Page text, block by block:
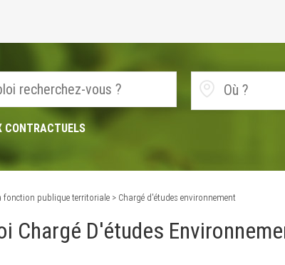
CONTRACTUELS
fonction publique territoriale > Chargé d'études environnement
Chargé D'études